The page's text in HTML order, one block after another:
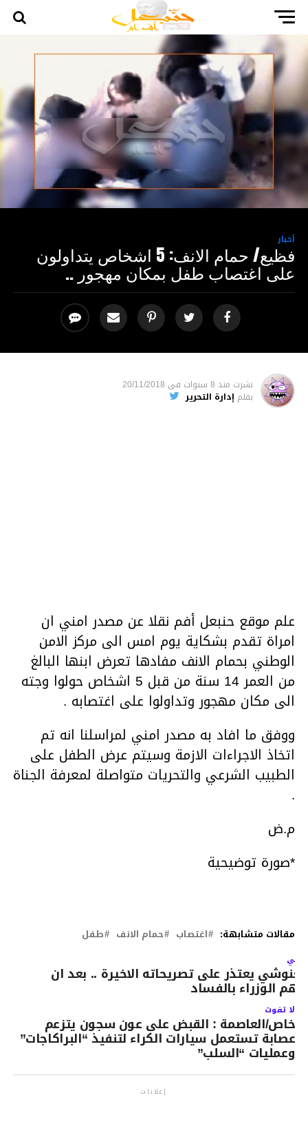
أخبار
فظيع/ حمام الانف: 5 اشخاص يتداولون
على اغتصاب طفل بمكان مهجور ..
نشرت منذ 8 سنوات فى 20/11/2018
بقلم إدارة التحرير
علم موقع حنبعل أفم نقلا عن مصدر امني ان
امراة تقدم بشكاية يوم امس الى مركز الامن
الوطني بحمام الانف مفادها تعرض ابنها البالغ
من العمر 14 سنة من قبل 5 اشخاص حولوا وجته
الى مكان مهجور وتداولوا على اغتصابه .
ووفق ما افاد به مصدر امني لمراسلنا انه تم
اتخاذ الاجراءات الازمة وسيتم عرض الطفل على
الطبيب الشرعي والتحريات متواصلة لمعرفة الجناة
.
م.ض
*صورة توضيحية
مقالات متشابهة: اغتصاب حمام الانف طفل
يعتذر على تصريحاته الاخيرة .. بعد ان
الوزراء بالفساد
لا تفوت
خاص/العاصمة : القبض على عون سجون يتزعم
عصابة تستعمل سيارات الكراء لتنفيذ “البراكاجات”
وعمليات “السلب”
إعلانات